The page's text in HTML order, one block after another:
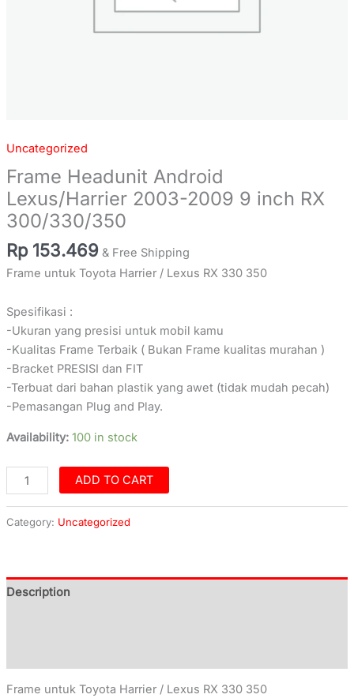
Uncategorized
Frame Headunit Android
Lexus/Harrier 2003-2009 9 inch RX
300/330/350
Rp 153.469 & Free Shipping
Frame untuk Toyota Harrier / Lexus RX 330 350
Spesifikasi :
-Ukuran yang presisi untuk mobil kamu
-Kualitas Frame Terbaik ( Bukan Frame kualitas murahan )
-Bracket PRESISI dan FIT
-Terbuat dari bahan plastik yang awet (tidak mudah pecah)
-Pemasangan Plug and Play.
Availability: 100 in stock
ADD TO CART
Category: Uncategorized
Description
Frame untuk Toyota Harrier / Lexus RX 330 350